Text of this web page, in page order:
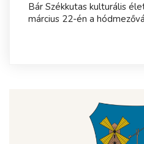
Bár Székkutas kulturális
március 22-én a